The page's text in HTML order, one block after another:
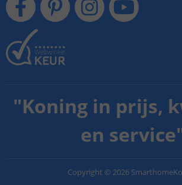
"Koning in prijs,
en service
Copyright © 2026